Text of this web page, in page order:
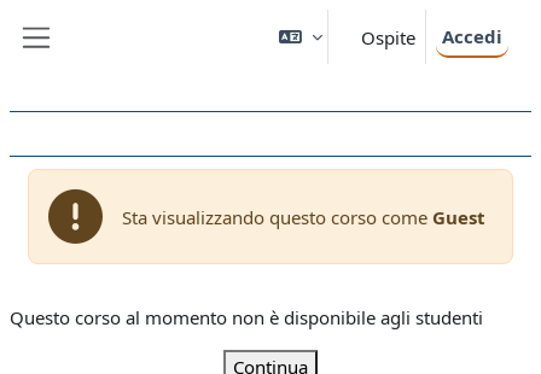
Ospite Accedi
Sta visualizzando questo corso come Guest
Questo corso al momento non è disponibile agli studenti
Continua